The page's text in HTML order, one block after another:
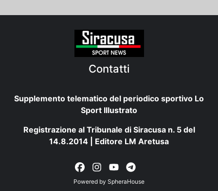
Contatti
Supplemento telematico del periodico sportivo Lo
Sport Illustrato
Registrazione al Tribunale di Siracusa n. 5 del
14.8.2014 | Editore LM Aretusa
Powered by SpheraHouse